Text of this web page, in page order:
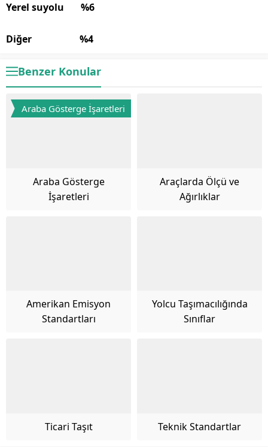
Yerel suyolu %6
Diğer %4
Benzer Konular
Araba Gösterge İşaretleri
Araba Gösterge
İşaretleri
Araçlarda Ölçü ve
Ağırlıklar
Amerikan Emisyon
Standartları
Yolcu Taşımacılığında
Sınıflar
Ticari Taşıt Teknik Standartlar